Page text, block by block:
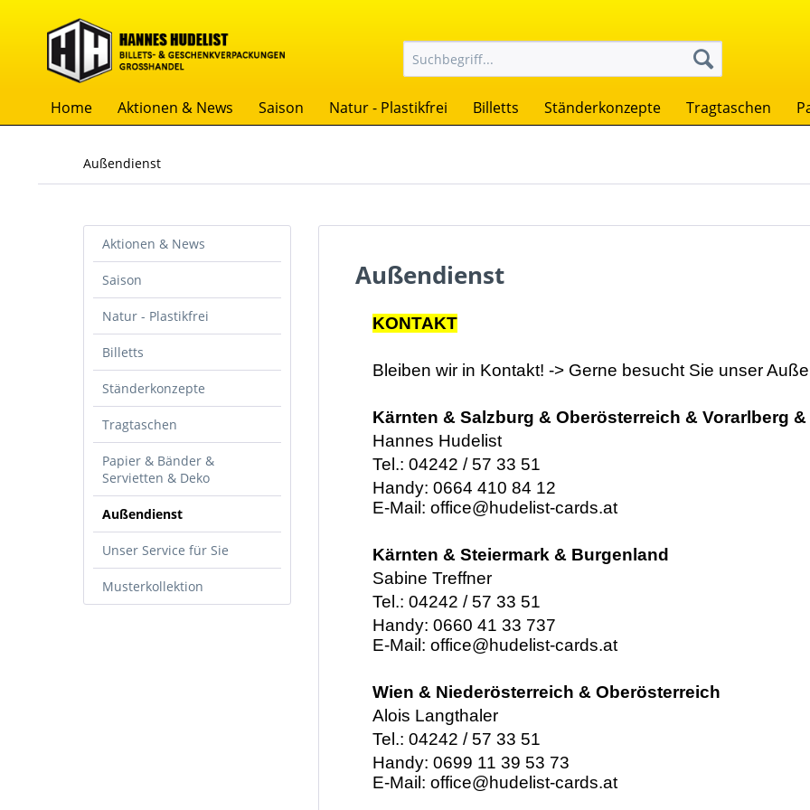
Home Aktionen & News Saison Natur - Plastikfrei Billetts Ständerkonzepte Tragtaschen
Außendienst
Aktionen & News
Saison
Natur - Plastikfrei
Billetts
Ständerkonzepte
Tragtaschen
Papier & Bänder &
Servietten & Deko
Außendienst
Unser Service für Sie
Musterkollektion
Außendienst
KONTAKT
Bleiben wir in Kontakt! -> Gerne besucht Sie unser
Kärnten & Salzburg & Oberösterreich & Vorarlberg &
Hannes Hudelist
Tel.: 04242 / 57 33 51
Handy: 0664 410 84 12
E-Mail: office@hudelist-cards.at
Kärnten & Steiermark & Burgenland
Sabine Treffner
Tel.: 04242 / 57 33 51
Handy: 0660 41 33 737
E-Mail: office@hudelist-cards.at
Wien & Niederösterreich & Oberösterreich
Alois Langthaler
Tel.: 04242 / 57 33 51
Handy: 0699 11 39 53 73
E-Mail: office@hudelist-cards.at